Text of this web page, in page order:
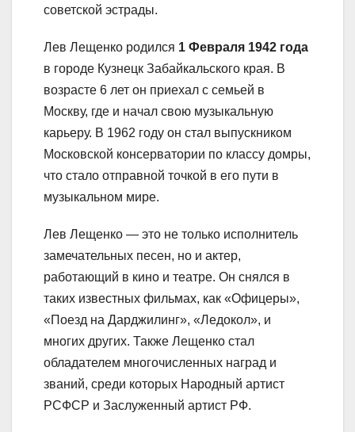
советской эстрады.
Лев Лещенко родился 1 Февраля 1942 года
в городе Кузнецк Забайкальского края. В
возрасте 6 лет он приехал с семьей в
Москву, где и начал свою музыкальную
карьеру. В 1962 году он стал выпускником
Московской консерватории по классу домры,
что стало отправной точкой в его пути в
музыкальном мире.
Лев Лещенко — это не только исполнитель
замечательных песен, но и актер,
работающий в кино и театре. Он снялся в
таких известных фильмах, как «Офицеры»,
«Поезд на Дарджилинг», «Ледокол», и
многих других. Также Лещенко стал
обладателем многочисленных наград и
званий, среди которых Народный артист
РСФСР и Заслуженный артист РФ.